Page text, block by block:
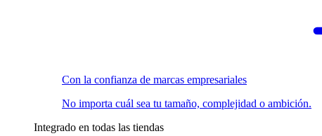
Con la confianza de marcas empresariales
No importa cuál sea tu tamaño, complejidad o ambición.
Integrado en todas las tiendas